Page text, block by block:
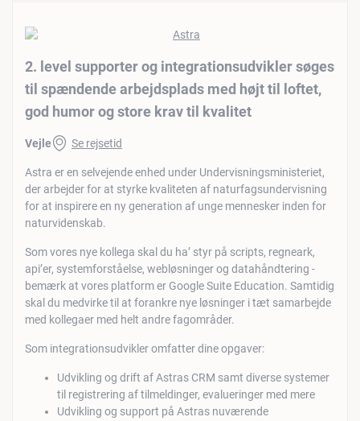
2. level supporter og integrationsudvikler søges
til spændende arbejdsplads med højt til loftet,
god humor og store krav til kvalitet
Vejle Se rejsetid
Astra er en selvejende enhed under Undervisningsministeriet,
der arbejder for at styrke kvaliteten af naturfagsundervisning
for at inspirere en ny generation af unge mennesker inden for
naturvidenskab.
Som vores nye kollega skal du ha’ styr på scripts, regneark,
api’er, systemforståelse, webløsninger og datahåndtering -
bemærk at vores platform er Google Suite Education. Samtidig
skal du medvirke til at forankre nye løsninger i tæt samarbejde
med kollegaer med helt andre fagområder.
Som integrationsudvikler omfatter dine opgaver:
Udvikling og drift af Astras CRM samt diverse systemer
til registrering af tilmeldinger, evalueringer med mere
Udvikling og support på Astras nuværende